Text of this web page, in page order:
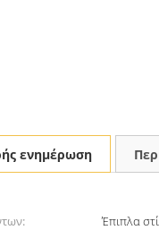
ενημέρωση
Έπιπλα